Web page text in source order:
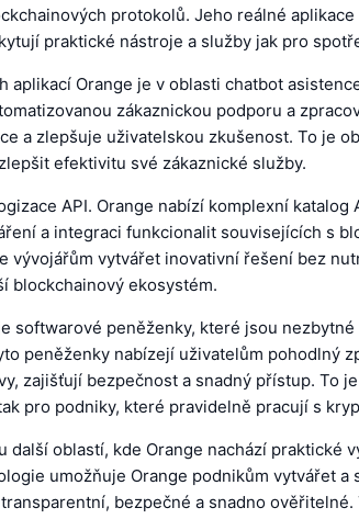
protokolů. Jeho reálné
praktické nástroje a služby jak pro
aplikací Orange je v oblasti chatbot
zákaznickou podporu a
a zlepšuje uživatelskou zkušenost. To je
efektivitu své zákaznické služby.
API. Orange nabízí komplexní katalog
a integraci funkcionalit souvisejících s
vývojářům vytvářet inovativní řešení bez
blockchainový ekosystém.
softwarové peněženky, které jsou
peněženky nabízejí uživatelům pohodlný
zajišťují bezpečnost a snadný přístup. To
pro podniky, které pravidelně pracují s
další oblastí, kde Orange nachází praktické
umožňuje Orange podnikům vytvářet a
bezpečné a snadno ověřitelné.